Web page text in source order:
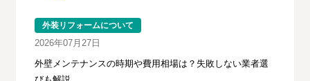
外装リフォームについて
2026年07月27日
外壁メンテナンスの時期や費用相場は？失敗しない業者選